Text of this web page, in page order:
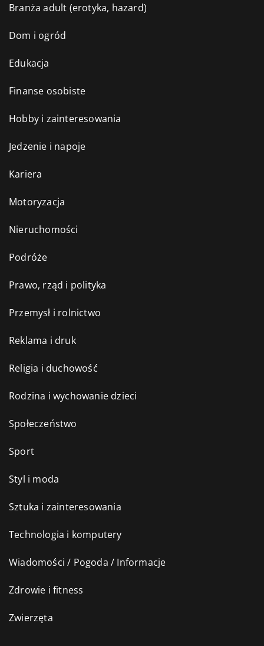
Branża adult (erotyka, hazard)
Dom i ogród
Edukacja
Finanse osobiste
Hobby i zainteresowania
Jedzenie i napoje
Kariera
Motoryzacja
Nieruchomości
Podróże
Prawo, rząd i polityka
Przemysł i rolnictwo
Reklama i druk
Religia i duchowość
Rodzina i wychowanie dzieci
Społeczeństwo
Sport
Styl i moda
Sztuka i zainteresowania
Technologia i komputery
Wiadomości / Pogoda / Informacje
Zdrowie i fitness
Zwierzęta